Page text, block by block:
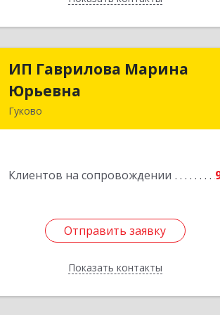
ИП Гаврилова Марина
Юрьевна
Гуково
Клиентов на сопровождении
Отправить заявку
Показать контакты
ИП Гаврилова Марина
Отправить заявку
Назад